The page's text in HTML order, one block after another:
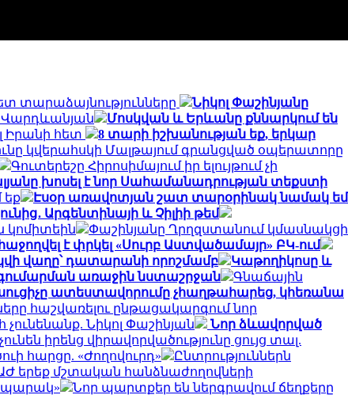
տարաձայնությունները
Նիկոլ Փաշինյանը
Վարդևանյան
Մոսկվան և Երևանը քննարկում են
Իրանի հետ
8 տարի իշխանության եք, երկար
կվերահսկի Մալթայում գրանցված օպերատորը
Գուտերեշը Հիրոսիմայում իր ելույթում չի
խոսել է նոր Սահամանադրության տեքստի
եք
Էսօր առավոտյան շատ տարօրինակ նամակ եմ
Արգենտինայի և Չիլիի թեմ
կոմիտեին
Փաշինյանը Ղրղզստանում կմասնակցի
է փրկել «Սուրբ Աստվածամայր» ԲԿ-ում
վաղը՝ դատարանի որոշմամբ
Կաթողիկոսը և
գումարման առաջին նստաշրջան
Գնաճային
ատեստավորումը չհաղթահարեց, կհեռանա
հաշվառելու ընթացակարգում նոր
Նիկոլ Փաշինյան
Նոր ձևավորված
իրենց վիրավորվածությունը ցույց տալ.
հարցը. «Ժողովուրդ»
Ընտրություններն
երեք մշտական հանձնաժողովների
Նոր պարտքեր են ներգրավում ճեղքերը